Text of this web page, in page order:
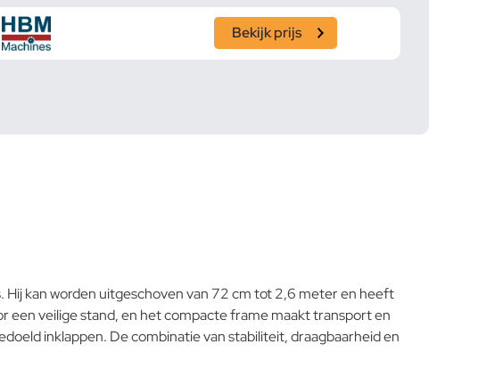
Bekijk prijs
kan worden uitgeschoven van 72 cm tot 2,6 meter en heeft
een veilige stand, en het compacte frame maakt transport en
inklappen. De combinatie van stabiliteit, draagbaarheid en